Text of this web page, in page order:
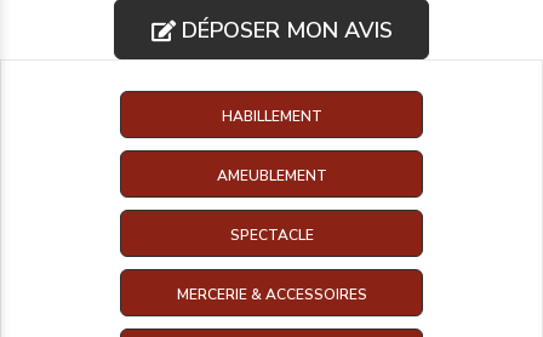
DÉPOSER MON AVIS
HABILLEMENT
AMEUBLEMENT
SPECTACLE
MERCERIE & ACCESSOIRES